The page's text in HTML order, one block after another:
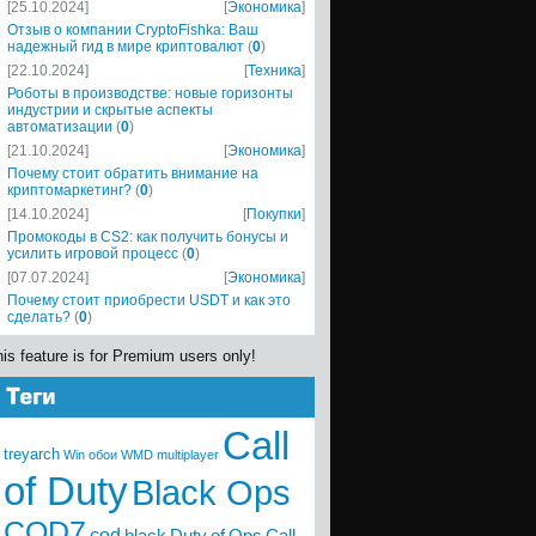
[25.10.2024] [Экономика]
Отзыв о компании CryptoFishka: Ваш
надежный гид в мире криптовалют (0)
[22.10.2024]
[Техника]
Роботы в производстве: новые горизонты
индустрии и скрытые аспекты
автоматизации (0)
[21.10.2024]
[Экономика]
Почему стоит обратить внимание на
криптомаркетинг? (0)
[14.10.2024]
[Покупки]
Промокоды в CS2: как получить бонусы и
усилить игровой процесс (0)
[07.07.2024]
[Экономика]
Почему стоит приобрести USDT и как это
сделать? (0)
feature is for Premium users only!
treyarch Win обои WMD multiplayer Call
of DutyBlack Ops